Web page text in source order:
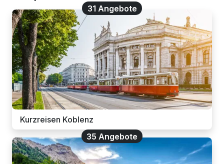
31 Angebote
Kurzreisen Koblenz
35 Angebote